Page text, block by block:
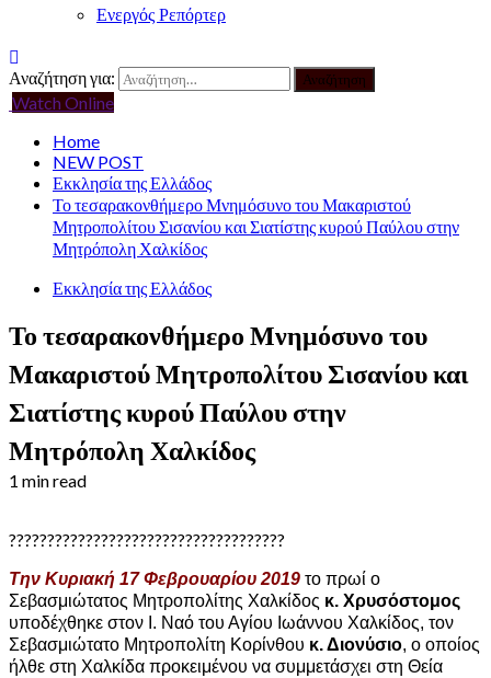
Ενεργός Ρεπόρτερ
Αναζήτηση για:
Watch Online
Home
NEW POST
Εκκλησία της Ελλάδος
Το τεσαρακονθήμερο Μνημόσυνο του Μακαριστού
Μητροπολίτου Σισανίου και Σιατίστης κυρού Παύλου στην
Μητρόπολη Χαλκίδος
Εκκλησία της Ελλάδος
Το τεσαρακονθήμερο Μνημόσυνο του
Μακαριστού Μητροπολίτου Σισανίου και
Σιατίστης κυρού Παύλου στην
Μητρόπολη Χαλκίδος
1 min read
????????????????????????????????????
Την Κυριακή 17 Φεβρουαρίου 2019 το πρωί ο
Σεβασμιώτατος Μητροπολίτης Χαλκίδος κ. Χρυσόστομος
υποδέχθηκε στον Ι. Ναό του Αγίου Ιωάννου Χαλκίδος, τον
Σεβασμιώτατο Μητροπολίτη Κορίνθου κ. Διονύσιο, ο οποίος
ήλθε στη Χαλκίδα προκειμένου να συμμετάσχει στη Θεία